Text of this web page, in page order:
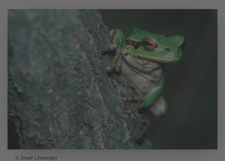
© Josef Limberger